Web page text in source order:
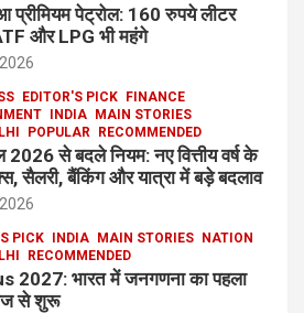
प्रीमियम पेट्रोल: 160 रुपये लीटर
और LPG भी महंगे
EDITOR'S PICK
FINANCE
INDIA
MAIN STORIES
POPULAR RECOMMENDED
से बदले नियम: नए वित्तीय वर्ष के
सैलरी, बैंकिंग और यात्रा में बड़े बदलाव
PICK INDIA MAIN STORIES
NATION
RECOMMENDED
2027: भारत में जनगणना का पहला
से शुरू